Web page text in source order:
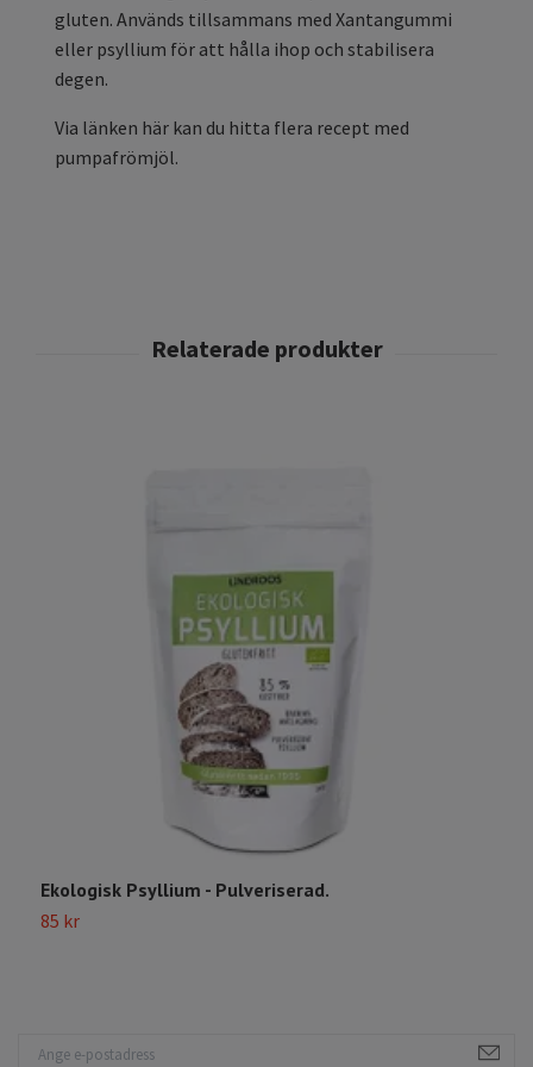
gluten. Används tillsammans med Xantangummi
eller psyllium för att hålla ihop och stabilisera
degen.
Via länken här kan du hitta flera recept med
pumpafrömjöl.
Ekologisk Psyllium - Pulveriserad.
85 kr